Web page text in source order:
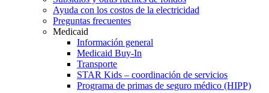
Ayuda con los costos de la electricidad
Preguntas frecuentes
Medicaid
Información general
Medicaid Buy-In
Transporte
STAR Kids – coordinación de servicios
Programa de primas de seguro médico (HIPP)